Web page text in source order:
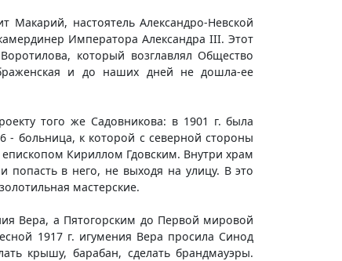
Макарий, настоятель Александро-Невской
Императора Александра III. Этот
который возглавлял Общество
и до наших дней не дошла-ее
того же Садовникова: в 1901 г. была
- больница, к которой с северной стороны
Кириллом Гдовским. Внутри храм
в него, не выходя на улицу. В это
мастерские.
Вера, а Пятогорским до Первой мировой
1917 г. игумения Вера просила Синод
крышу, барабан, сделать брандмауэры.